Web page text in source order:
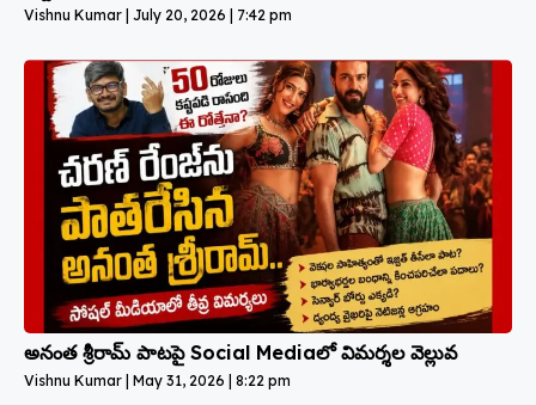
Vishnu Kumar July 20, 2026 7:42 pm
అనంత శ్రీరామ్ పాటపై Social Mediaలో విమర్శల వెల్లువ
Vishnu Kumar May 31, 2026 8:22 pm